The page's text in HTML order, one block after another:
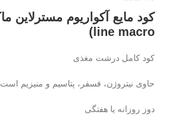
line macro)
کود کامل درشت مغذی
حاوی نیتروژن، فسفر، پتاسیم و منیزیم است
دوز روزانه یا هفتگی